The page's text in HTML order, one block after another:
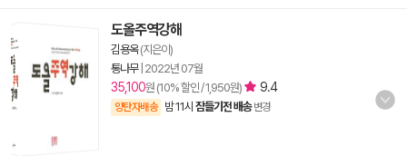
도올주역강해
김용옥(지은이)
통나무| 2022년 07월
35,100원 (10% 할인 / 1,950원) 9.4
양탄자배송 밤 11시 잠들기전 배송 변경